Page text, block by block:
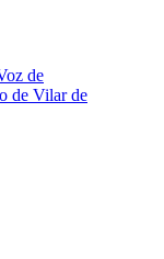
de
de Vilar de